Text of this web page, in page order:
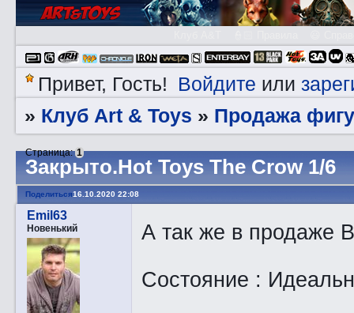
Привет, Гость! Войдите или
» Клуб Art & Toys » Продажа
Закрытo.Hot Toys The Crow 1/6
Страница:1
Поделиться16.10.2020 22:08
Emil63
Новенький
А так же в продаже
Состояние :